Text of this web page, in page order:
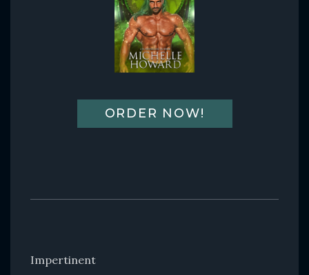
ORDER NOW!
Impertinent